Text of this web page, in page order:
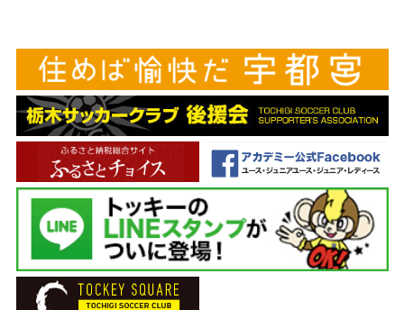
DF 4 藤原 広太朗
DF 7 菅 和範
DF 15 森下 怜哉
DF 18 坂田 良太
DF 22 メンデス
DF 27 久富 良輔
DF 28 温井 駿斗
GKコーチ 吉本 哲朗
チーフトレーナー 松本 祐太
トレーナー 溝口 徹
トレーナー 榮 裕二郎
通訳 (ポルトガル語) 渡辺 ブルーノ英男
通訳(韓国語) キム ドンギュ
主務 荒井 厚志